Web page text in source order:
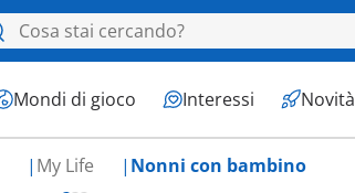
Mondi di gioco Interessi Novità
My Life Nonni con bambino